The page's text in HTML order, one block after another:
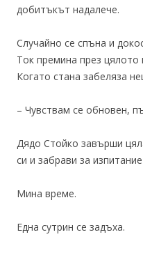
добитъкът надалече.
Случайно се спъна и
Ток премина през
Когато стана забеляза
– Чувствам се обновен,
Дядо Стойко завърши
си и забрави за
Мина време.
Една сутрин се задъха.